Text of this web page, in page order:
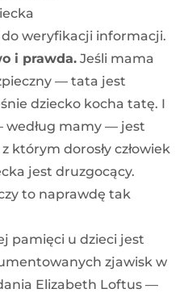
weryfikacji informacji.
i prawda. Jeśli mama
— tata jest
dziecko kocha tatę. I
według mamy — jest
którym dorosły człowiek
jest druzgocący.
to naprawdę tak
pamięci u dzieci jest
zjawisk w
Elizabeth Loftus —